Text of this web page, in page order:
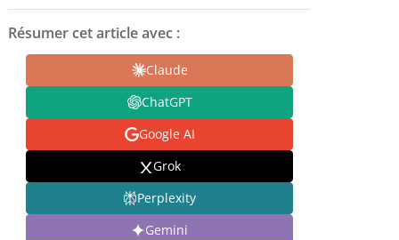
Résumer cet article avec :
Claude
ChatGPT
Google AI
Grok
Perplexity
Gemini